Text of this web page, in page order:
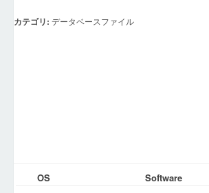
カテゴリ: データベースファイル
OS
Software